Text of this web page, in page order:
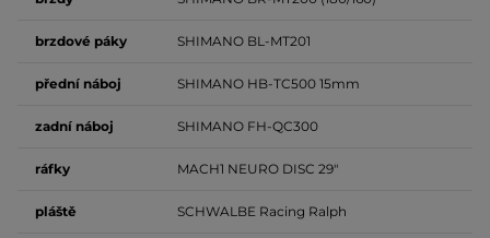
brzdové páky SHIMANO BL-MT201
přední náboj SHIMANO HB-TC500 15mm
zadní náboj SHIMANO FH-QC300
ráfky MACH1 NEURO DISC 29"
pláště SCHWALBE Racing Ralph